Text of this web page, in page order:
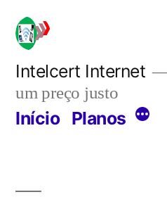
Pular
para
conteúdo
Intelcert Internet
um preço justo
Início Planos Mais